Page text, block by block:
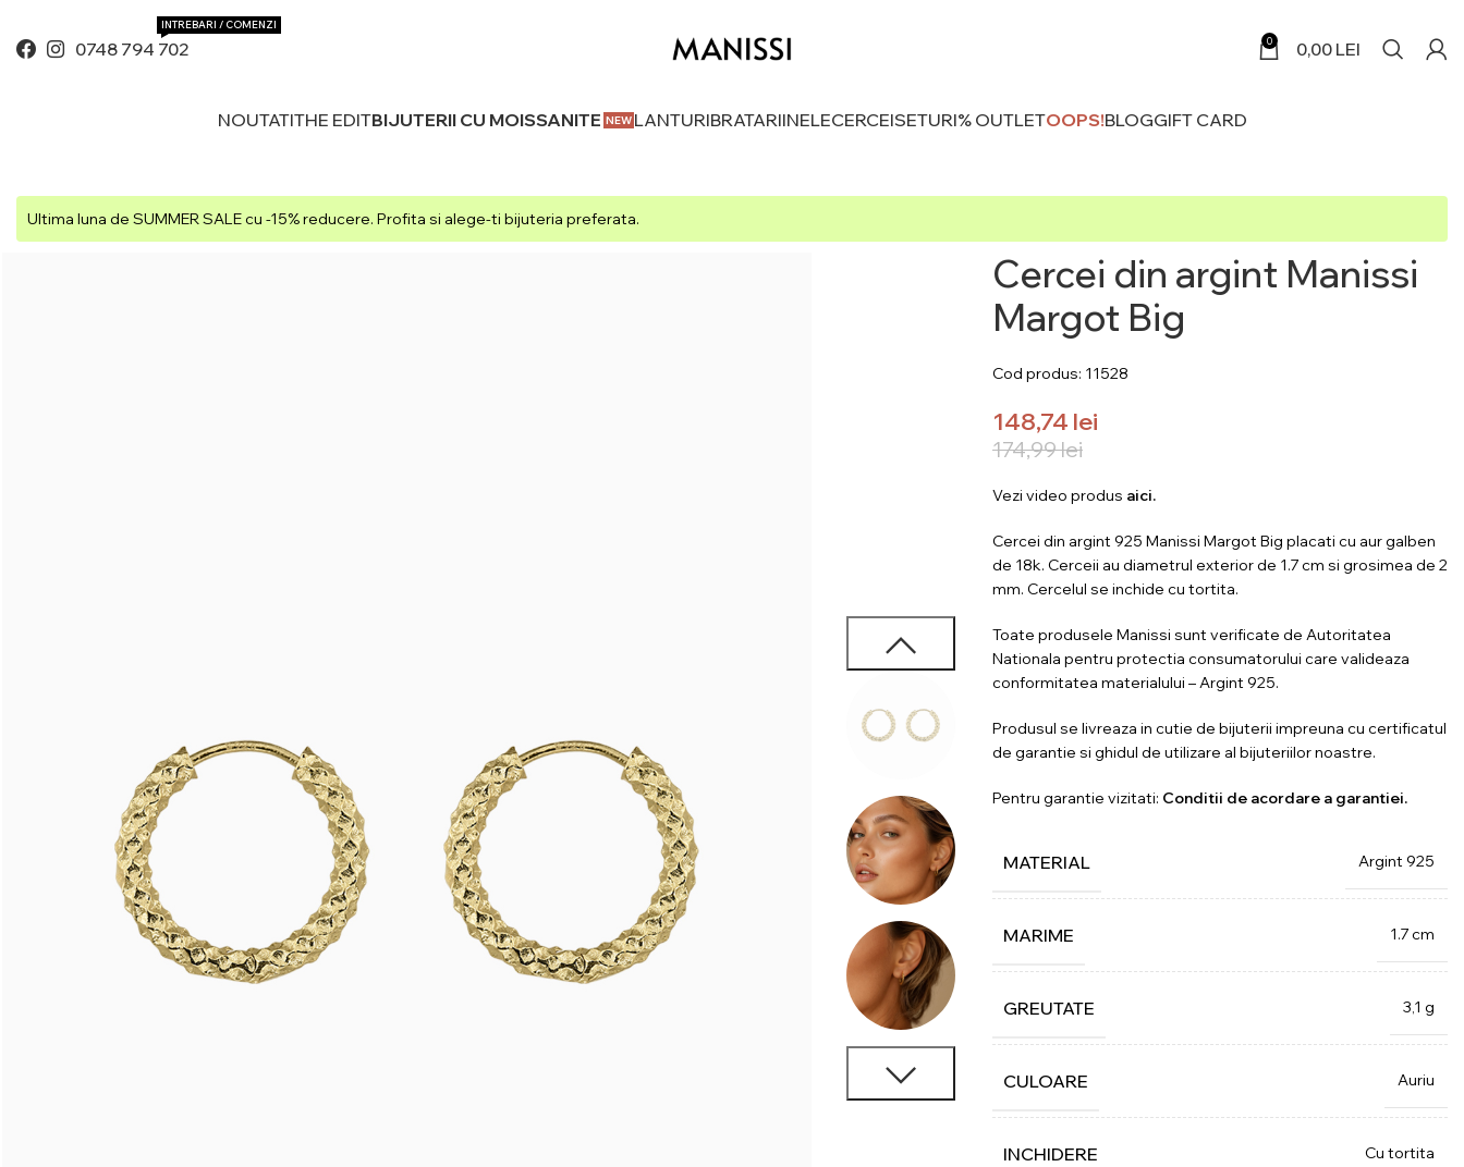
0748 794 702
INTREBARI / COMENZI
0
0,00 LEI
NOUTATITHE EDITBIJUTERII CU MOISSANITE LANTURIBRATARIINELECERCEISETURI% OUTLETOOPS!BLOGGIFT CARD
Ultima luna de SUMMER SALE cu -15% reducere. Profita si alege-ti bijuteria preferata.
Cercei din argint Manissi
Margot Big
Cod produs: 11528
174,99lei
148,74 lei
Vezi video produs aici.
Cercei din argint 925 Manissi Margot Big placati cu aur galben
de 18k. Cerceii au diametrul exterior de 1.7 cm si grosimea de 2
mm. Cercelul se inchide cu tortita.
Toate produsele Manissi sunt verificate de Autoritatea
Nationala pentru protectia consumatorului care valideaza
conformitatea materialului – Argint 925.
Produsul se livreaza in cutie de bijuterii impreuna cu certificatul
de garantie si ghidul de utilizare al bijuteriilor noastre.
Pentru garantie vizitati: Conditii de acordare a garantiei.
MATERIAL Argint 925
MARIME 1.7 cm
GREUTATE 3,1 g
CULOARE Auriu
INCHIDERE Cu tortita